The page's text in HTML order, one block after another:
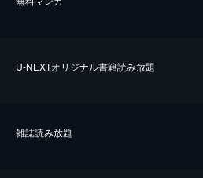
U-NEXTオリジナル書籍読み放題
雑誌読み放題